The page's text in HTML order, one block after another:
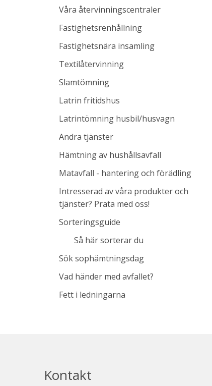
Våra återvinningscentraler
Fastighetsrenhållning
Fastighetsnära insamling
Textilåtervinning
Slamtömning
Latrin fritidshus
Latrintömning husbil/husvagn
Andra tjänster
Hämtning av hushållsavfall
Matavfall - hantering och förädling
Intresserad av våra produkter och
tjänster? Prata med oss!
Sorteringsguide
Så här sorterar du
Sök sophämtningsdag
Vad händer med avfallet?
Fett i ledningarna
Kontakt